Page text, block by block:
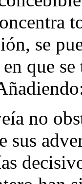
se
que
no
sus